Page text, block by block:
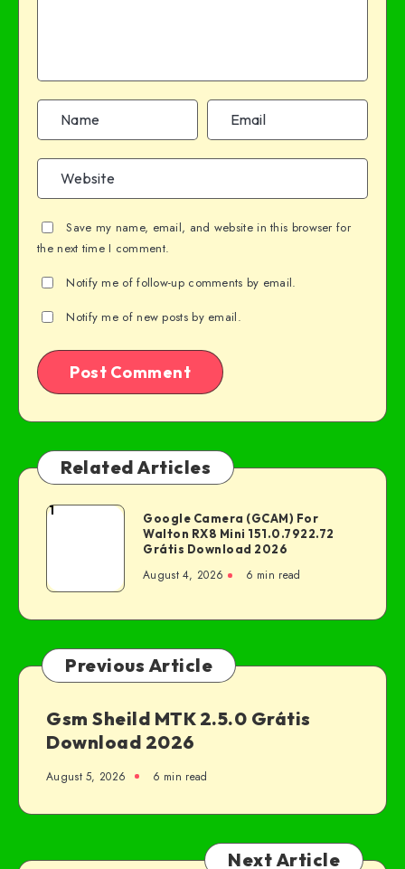
Save my name, email, and website in this browser for
the next time I comment.
Notify me of follow-up comments by email.
Notify me of new posts by email.
Related Articles
1
Google Camera (GCAM) For
Walton RX8 Mini 151.0.7922.72
Grátis Download 2026
August 4, 2026 6 min read
Previous Article
Gsm Sheild MTK 2.5.0 Grátis
Download 2026
August 5, 2026 6 min read
Next Article